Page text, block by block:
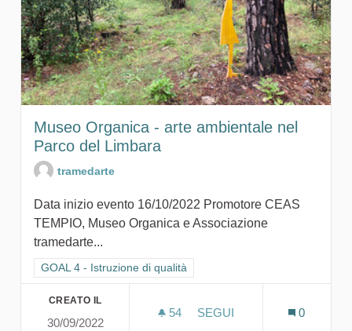
Museo Organica - arte ambientale nel
Parco del Limbara
tramedarte
Data inizio evento 16/10/2022 Promotore CEAS
TEMPIO, Museo Organica e Associazione
tramedarte...
Filtra i risultati per categoria: GOAL 4 - Istruzione di qualità
GOAL 4 - Istruzione di qualità
CREATO IL
30/09/2022
54 54 SOSTENITORI
SEGUI
0